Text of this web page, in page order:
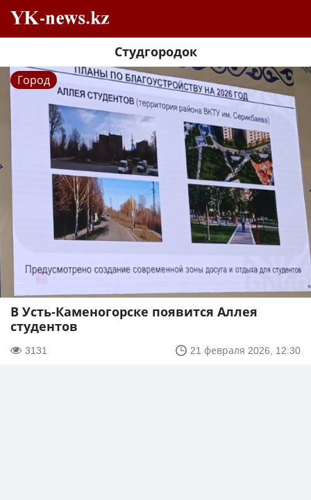
Студгородок
Город
В Усть-Каменогорске появится Аллея
студентов
3131 21 февраля 2026, 12:30